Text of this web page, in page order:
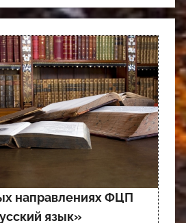
направлениях ФЦП
язык»